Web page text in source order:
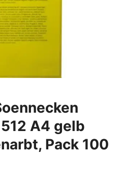
A4 gelb
Pack 100